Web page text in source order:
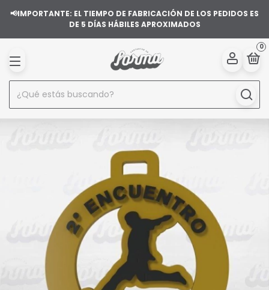
📢IMPORTANTE: EL TIEMPO DE FABRICACIÓN DE LOS PEDIDOS ES
DE 5 DÍAS HÁBILES APROXIMADOS
0